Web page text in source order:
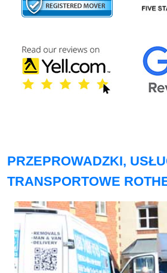
PRZEPROWADZKI,
TRANSPORTOWE